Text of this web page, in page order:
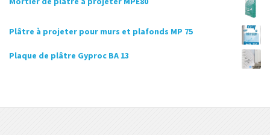
د.م.22,500.00.
د.م.22,000.00.
actuel
د.م.21,432.00.
Plâtre à projeter pour murs et plafonds MP 75
Plaque de plâtre Gyproc BA 13